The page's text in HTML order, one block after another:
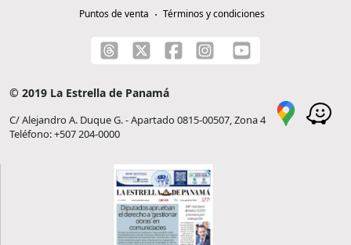
Puntos de venta
Términos y condiciones
© 2019 La Estrella de Panamá
C/ Alejandro A. Duque G. - Apartado 0815-00507, Zona 4
Teléfono: +507 204-0000